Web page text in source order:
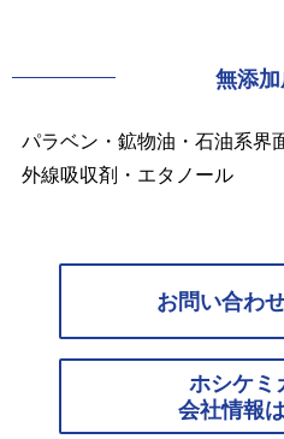
無添
パラベン・鉱物油・石油系界
外線吸収剤・エタノール
お問い合わ
ホシケミ
会社情報